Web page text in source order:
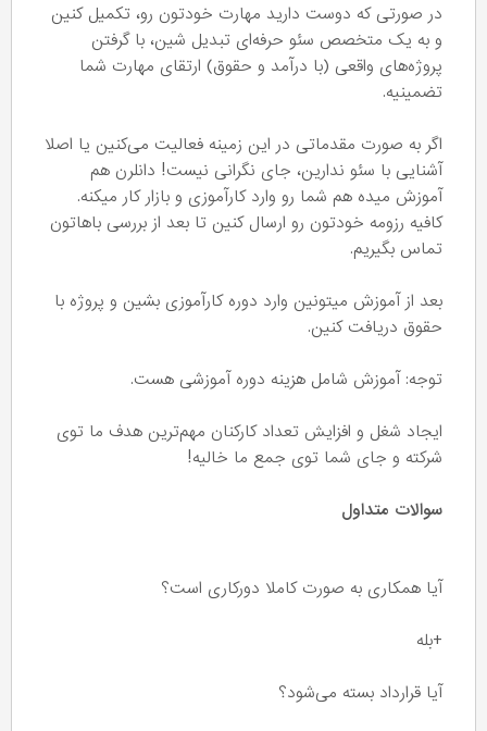
در صورتی که دوست دارید مهارت خودتون رو، تکمیل کنین
و به یک متخصص سئو حرفه‌ای تبدیل شین، با گرفتن
پروژه‌های واقعی (با درآمد و حقوق) ارتقای مهارت شما
تضمینیه.
اگر به صورت مقدماتی در این زمینه فعالیت می‌کنین یا اصلا
آشنایی با سئو ندارین، جای نگرانی نیست! دانلرن هم
آموزش میده هم شما رو وارد کارآموزی و بازار کار میکنه.
کافیه رزومه خودتون رو ارسال کنین تا بعد از بررسی باهاتون
تماس بگیریم.
بعد از آموزش میتونین وارد دوره کارآموزی بشین و پروژه با
حقوق دریافت کنین.
توجه: آموزش شامل هزینه دوره آموزشی هست.
ایجاد شغل و افزایش تعداد کارکنان مهم‌ترین هدف ما توی
شرکته و جای شما توی جمع ما خالیه!
سوالات متداول
آیا همکاری به صورت کاملا دورکاری است؟
+بله
آیا قرارداد بسته می‌شود؟